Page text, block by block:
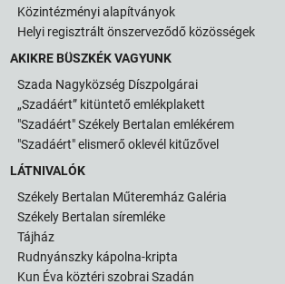
Közintézményi alapítványok
Helyi regisztrált önszerveződő közösségek
AKIKRE BÜSZKÉK VAGYUNK
Szada Nagyközség Díszpolgárai
„Szadáért” kitüntető emlékplakett
"Szadáért" Székely Bertalan emlékérem
"Szadáért" elismerő oklevél kitűzővel
LÁTNIVALÓK
Székely Bertalan Műteremház Galéria
Székely Bertalan síremléke
Tájház
Rudnyánszky kápolna-kripta
Kun Éva köztéri szobrai Szadán